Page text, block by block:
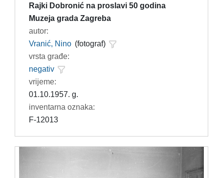
Rajki Dobronić na proslavi 50 godina
Muzeja grada Zagreba
autor:
Vranić, Nino (fotograf)
vrsta građe:
negativ
vrijeme:
01.10.1957. g.
inventarna oznaka:
F-12013